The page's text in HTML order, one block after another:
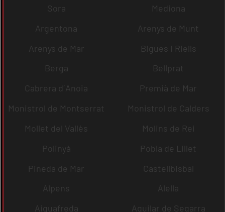
Sora
Mediona
Argentona
Arenys de Munt
Arenys de Mar
Bigues i Riells
Berga
Bellprat
Cabrera d´Anoia
Premià de Mar
Monistrol de Montserrat
Monistrol de Calders
Mollet del Vallès
Molins de Rei
Polinyà
Pobla de Lillet
Pineda de Mar
Castellbisbal
Alpens
Alella
Aiguafreda
Aguilar de Segarra